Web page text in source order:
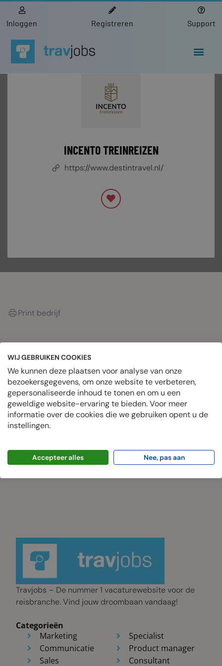
Inloggen Registreren Support
INCENTO TREINREIZEN
https://www.destintravel.nl/
Print bedrijf
OVER HET BEDRIJF
Datum geplaatst
juni 25, 2024
Geplaatste banen
0 Vacatures
Travjobs – De nummer 1 vacaturewebsite voor de
reisbranche. Vind jouw droombaan vandaag!
Categorieën
Marketing
Communicatie
Sales
Specialist
Product manager
Consultant
WIJ GEBRUIKEN COOKIES
We kunnen deze plaatsen voor analyse van onze
bezoekersgegevens, om onze website te verbeteren,
gepersonaliseerde inhoud te tonen en om u een
geweldige website-ervaring te bieden. Voor meer
informatie over de cookies die we gebruiken opent u de
instellingen.
Accepteer alles Nee, pas aan